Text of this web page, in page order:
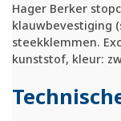
Hager Berker
klauwbevestiging
steekklemmen.
kunststof, kleur: